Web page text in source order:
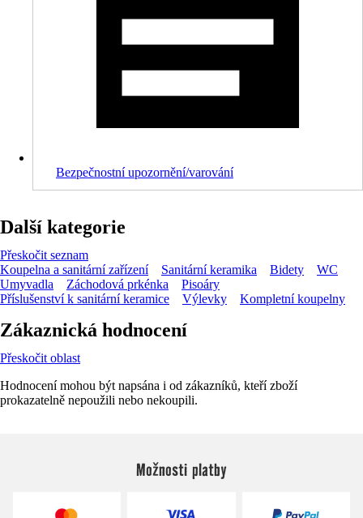
Bezpečnostní upozornění/varování
Další kategorie
Přeskočit seznam
Koupelna a sanitární zařízení
Sanitární keramika Bidety
WC
Umyvadla
Záchodová prkénka
Pisoáry
Příslušenství k sanitární keramice
Výlevky Kompletní koupelny
Zákaznická hodnocení
Přeskočit oblast
Hodnocení mohou být napsána i od zákazníků, kteří zboží
prokazatelně nepoužili nebo nekoupili.
Možnosti platby